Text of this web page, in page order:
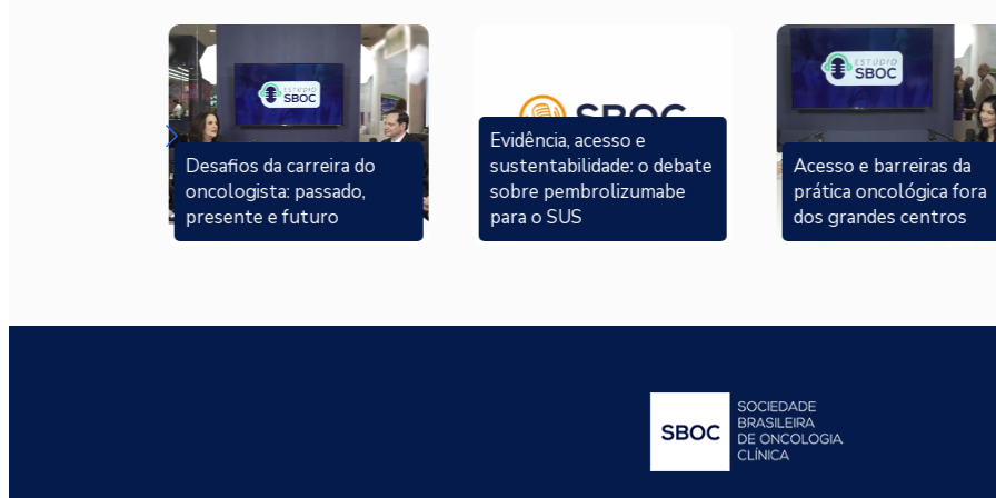
Desafios da carreira do
oncologista: passado,
presente e futuro
Evidência, acesso e
sustentabilidade: o debate
sobre pembrolizumabe
para o SUS
Acesso e barreiras da
prática oncológica fora
dos grandes centros